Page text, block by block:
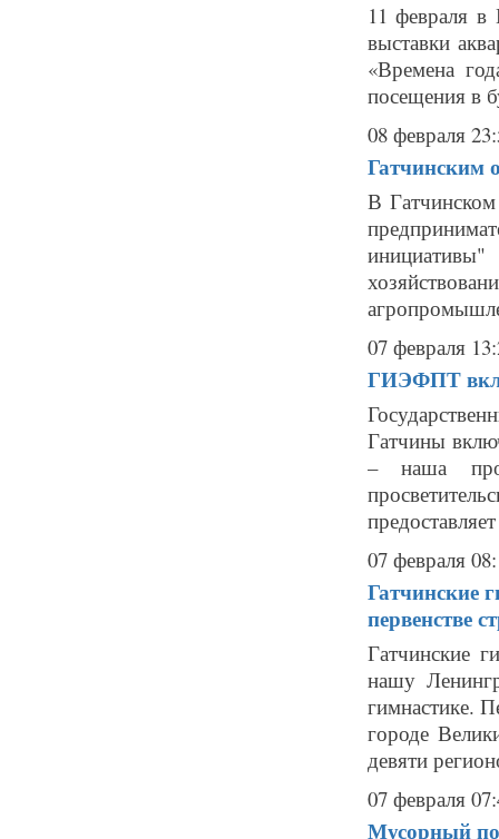
11 февраля в
выставки
«Времена
посещения в
08 февраля
Гатчинским
В
07 февраля
ГИЭФПТ
Гатчины
– наша
07 февраля
Гатчинские
первенстве
Гатчинские
нашу
гимнастике.
городе
девяти
07 февраля
Мусорный